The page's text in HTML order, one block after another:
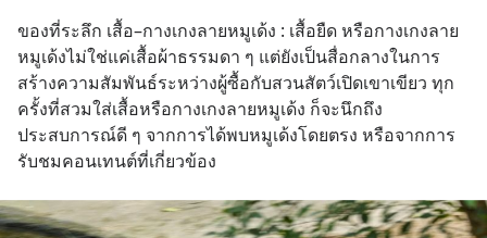
ของที่ระลึก เสื้อ–กางเกงลายหมูเด้ง : เสื้อยืด หรือกางเกงลาย
หมูเด้งไม่ใช่แค่เสื้อผ้าธรรมดา ๆ แต่ยังเป็นสื่อกลางในการ
สร้างความสัมพันธ์ระหว่างผู้ซื้อกับสวนสัตว์เปิดเขาเขียว ทุก
ครั้งที่สวมใส่เสื้อหรือกางเกงลายหมูเด้ง ก็จะนึกถึง
ประสบการณ์ดี ๆ จากการได้พบหมูเด้งโดยตรง หรือจากการ
รับชมคอนเทนต์ที่เกี่ยวข้อง